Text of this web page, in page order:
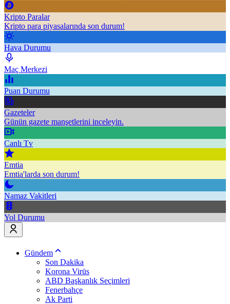
Kripto Paralar
Kripto para piyasalarında son durum!
Hava Durumu
Maç Merkezi
Puan Durumu
Gazeteler
Günün gazete manşetlerini inceleyin.
Canlı Tv
Emtia
Emtia'larda son durum!
Namaz Vakitleri
Yol Durumu
Gündem
Son Dakika
Korona Virüs
ABD Başkanlık Seçimleri
Fenerbahçe
Ak Parti